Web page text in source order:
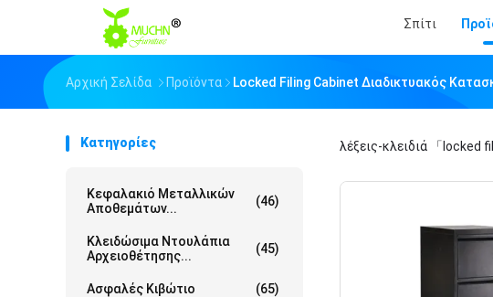
Σπίτι
Αρχική Σελίδα Προϊόντα Locked Filing Cabinet Διαδικτυακός
Κατηγορίες
Κεφαλακιό Μεταλλικών
Αποθεμάτων...
(46)
Κλειδώσιμα Ντουλάπια
Αρχειοθέτησης...
(45)
Ασφαλές Κιβώτιο (65)
λέξεις-κλειδιά 「locked